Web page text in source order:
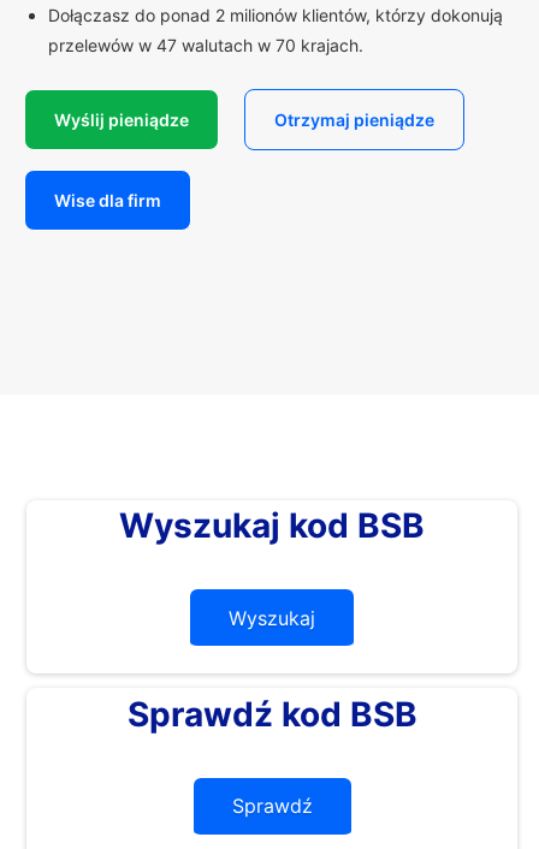
Dołączasz do ponad 2 milionów klientów, którzy dokonują
przelewów w 47 walutach w 70 krajach.
Wyślij pieniądze Otrzymaj pieniądze
Wise dla firm
Wyszukaj kod BSB
Wyszukaj
Sprawdź kod BSB
Sprawdź